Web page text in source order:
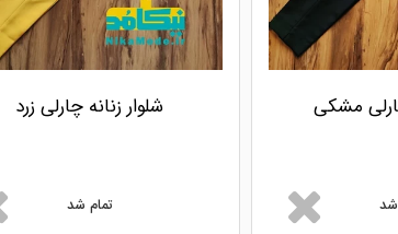
مشکی
شد
شلوار زنانه چارلی زرد
تمام شد